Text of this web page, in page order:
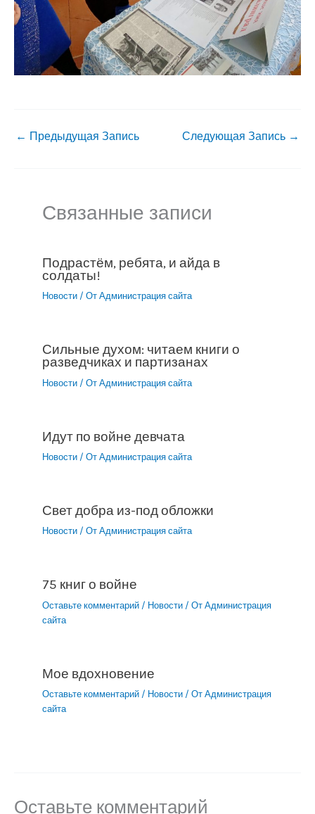
← Предыдущая Запись Следующая Запись →
Связанные записи
Подрастём, ребята, и айда в
солдаты!
Новости / От Администрация сайта
Сильные духом: читаем книги о
разведчиках и партизанах
Новости / От Администрация сайта
Идут по войне девчата
Новости / От Администрация сайта
Свет добра из-под обложки
Новости / От Администрация сайта
75 книг о войне
Оставьте комментарий / Новости / От Администрация
сайта
Мое вдохновение
Оставьте комментарий / Новости / От Администрация
сайта
Оставьте комментарий